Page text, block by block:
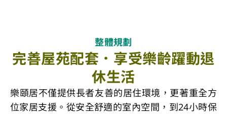
整體規劃
完善屋苑配套．享受樂齡躍動退
休生活
樂頤居不僅提供長者友善的居住環境，更著重全方
位家居支援。從安全舒適的室內空間，到24小時保